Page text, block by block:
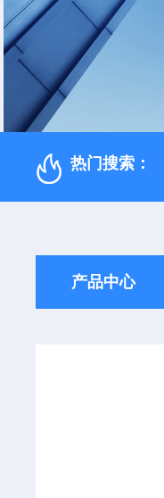
热门搜索：
产品中心